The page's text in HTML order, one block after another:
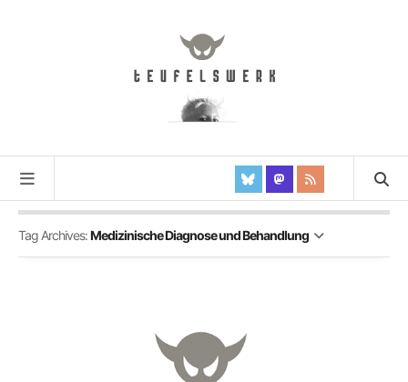
Tag Archives:Medizinische Diagnose und Behandlung